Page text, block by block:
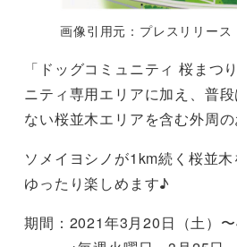
画像引用元：プレスリリース
「ドッグコミュニティ 桜まつ
ニティ専用エリアに加え、普
ない桜並木エリアを含む外周の
ソメイヨシノが1km続く桜並
ゆったり楽しめます♪
期間：2021年3月20日（土）〜